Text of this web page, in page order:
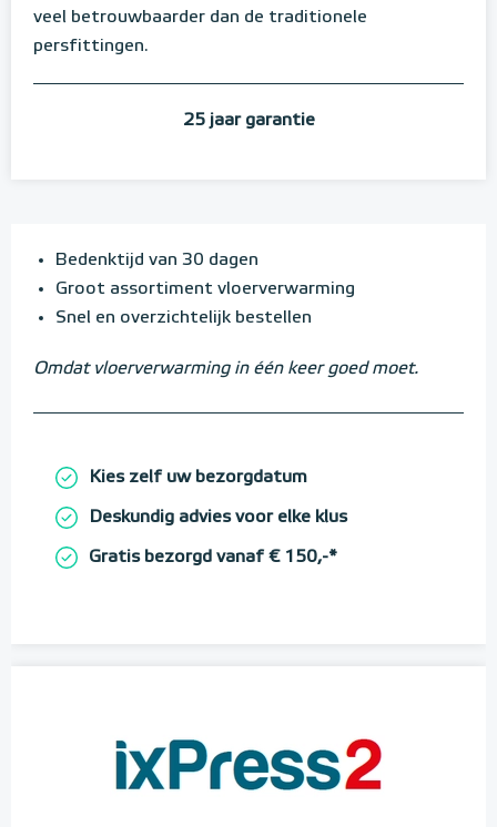
veel betrouwbaarder dan de traditionele
persfittingen.
25 jaar garantie
Bedenktijd van 30 dagen
Groot assortiment vloerverwarming
Snel en overzichtelijk bestellen
Omdat vloerverwarming in één keer goed moet.
Kies zelf uw bezorgdatum
Deskundig advies voor elke klus
Gratis bezorgd vanaf € 150,-*